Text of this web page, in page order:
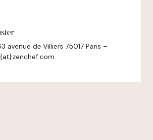
avenue de Villiers 75017 Paris –